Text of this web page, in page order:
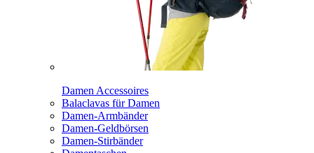
Damen Accessoires
Balaclavas für Damen
Damen-Armbänder
Damen-Geldbörsen
Damen-Stirbänder